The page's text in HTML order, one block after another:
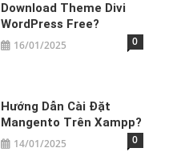
Download Theme Divi
WordPress​ Free?
16/01/2025 0
Hướng Dẫn Cài Đặt
Mangento Trên Xampp?
14/01/2025 0